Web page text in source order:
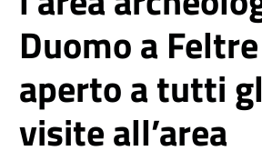
Duomo a
aperto a tutti
visite all’area